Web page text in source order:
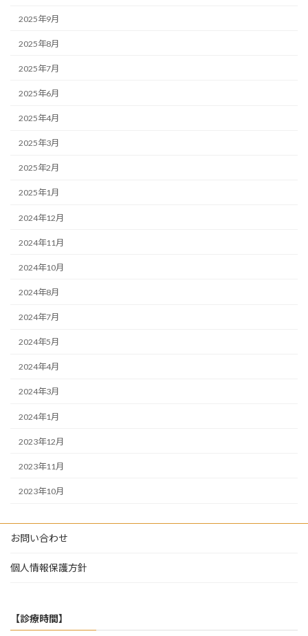
2025年9月
2025年8月
2025年7月
2025年6月
2025年4月
2025年3月
2025年2月
2025年1月
2024年12月
2024年11月
2024年10月
2024年8月
2024年7月
2024年5月
2024年4月
2024年3月
2024年1月
2023年12月
2023年11月
2023年10月
お問い合わせ
個人情報保護方針
【診療時間】